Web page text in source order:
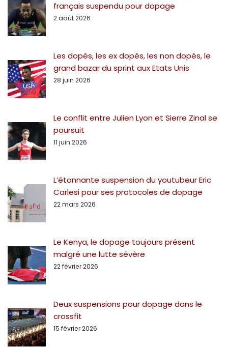
français suspendu pour dopage
2 août 2026
Les dopés, les ex dopés, les non dopés, le
grand bazar du sprint aux Etats Unis
28 juin 2026
Le conflit entre Julien Lyon et Sierre Zinal se
poursuit
11 juin 2026
L’étonnante suspension du youtubeur Eric
Carlesi pour ses protocoles de dopage
22 mars 2026
Le Kenya, le dopage toujours présent
malgré une lutte sévère
22 février 2026
Deux suspensions pour dopage dans le
crossfit
15 février 2026